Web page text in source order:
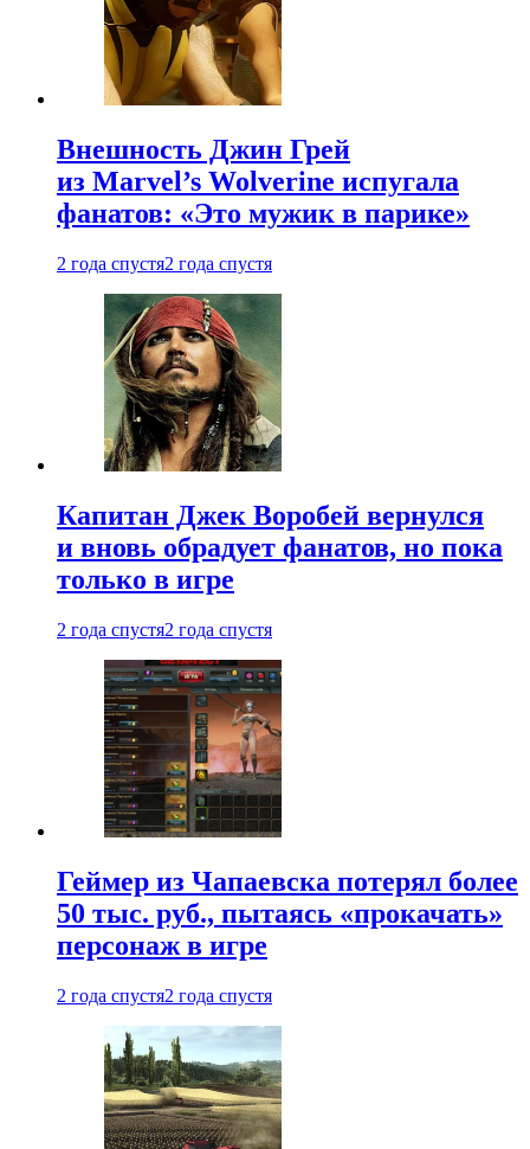
Внешность Джин Грей
из Marvel’s Wolverine испугала
фанатов: «Это мужик в парике»
2 года спустя2 года спустя
Капитан Джек Воробей вернулся
и вновь обрадует фанатов, но пока
только в игре
2 года спустя2 года спустя
Геймер из Чапаевска потерял более
50 тыс. руб., пытаясь «прокачать»
персонаж в игре
2 года спустя2 года спустя